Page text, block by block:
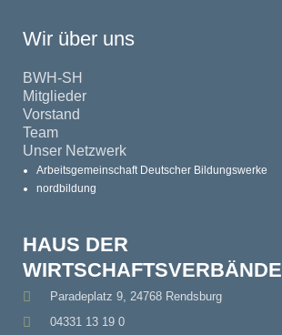
HAUS DER
WIRTSCHAFTSVERBÄNDE
Paradeplatz 9, 24768 Rendsburg
04331 13 19 0
Wir über uns
BWH-SH
Mitglieder
Vorstand
Team
Unser Netzwerk
Arbeitsgemeinschaft Deutscher Bildungswerke
nordbildung